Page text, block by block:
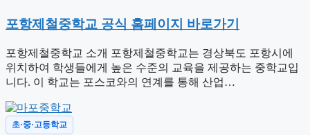
포항제철중학교 공식 홈페이지 바로가기
포항제철중학교 소개 포항제철중학교는 경상북도 포항시에
위치하여 학생들에게 높은 수준의 교육을 제공하는 중학교입
니다. 이 학교는 포스코와의 연계를 통해 산업…
초·중·고등학교